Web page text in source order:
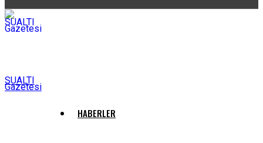
SUALTI
Gazetesi
HABERLER